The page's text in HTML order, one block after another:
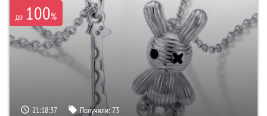
до 100%
21:18:36 Получили:73